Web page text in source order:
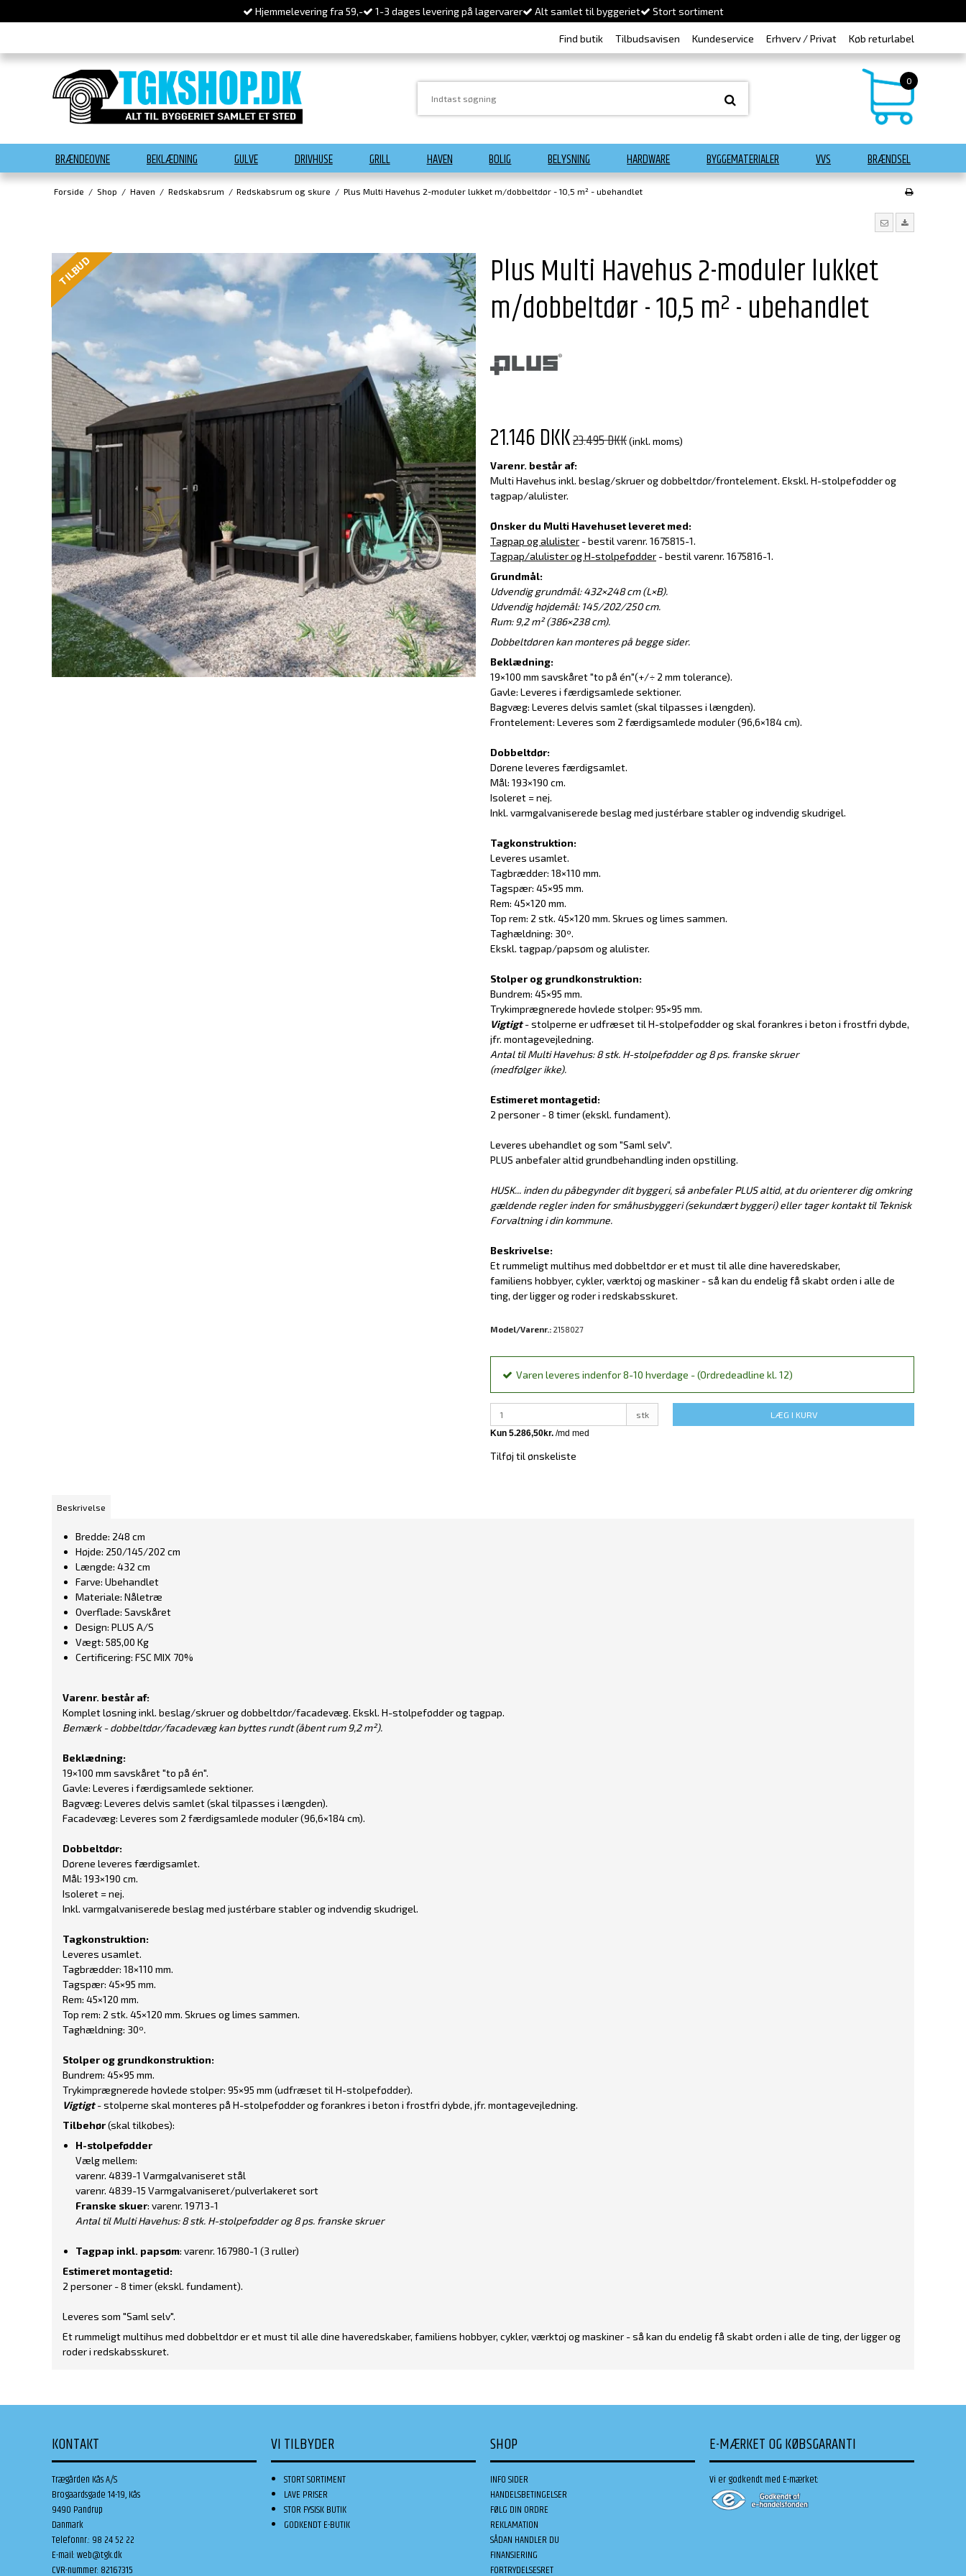
Hjemmelevering fra 59,- 1-3 dages levering på lagervarer Alt samlet til byggeriet Stort sortiment
Find butik Tilbudsavisen Kundeservice Erhverv / Privat Køb returlabel
0
BRÆNDEOVNE BEKLÆDNING GULVE DRIVHUSE GRILL HAVEN BOLIG BELYSNING HARDWARE BYGGEMATERIALER VVS BRÆNDSEL
Forside / Shop / Haven / Redskabsrum / Redskabsrum og skure / Plus Multi Havehus 2-moduler lukket m/dobbeltdør - 10,5 m² - ubehandlet
TILBUD
Plus Multi Havehus 2-moduler lukket
m/dobbeltdør - 10,5 m² - ubehandlet
21.146 DKK23.495 DKK(inkl. moms)
Varenr. består af:
Multi Havehus inkl. beslag/skruer og dobbeltdør/frontelement. Ekskl. H-stolpefødder og
tagpap/alulister.
Ønsker du Multi Havehuset leveret med:
Tagpap og alulister - bestil varenr. 1675815-1.
Tagpap/alulister og H-stolpefødder - bestil varenr. 1675816-1.
Grundmål:
Udvendig grundmål: 432×248 cm (L×B).
Udvendig højdemål: 145/202/250 cm.
Rum:9,2 m²(386×238 cm).
Dobbeltdøren kan monterespå begge sider.
Beklædning:
19×100 mm savskåret "to på én"(+/÷ 2 mm tolerance).
Gavle: Leveres i færdigsamlede sektioner.
Bagvæg: Leveres delvis samlet (skal tilpasses i længden).
Frontelement: Leveres som 2 færdigsamlede moduler (96,6×184 cm).
Dobbeltdør:
Dørene leveres færdigsamlet.
Mål: 193×190 cm.
Isoleret = nej.
Inkl. varmgalvaniserede beslag med justérbare stabler og indvendig skudrigel.
Tagkonstruktion:
Leveres usamlet.
Tagbrædder: 18×110 mm.
Tagspær: 45×95 mm.
Rem: 45×120 mm.
Top rem: 2 stk. 45×120 mm. Skrues og limes sammen.
Taghældning: 30º.
Ekskl. tagpap/papsøm og alulister.
Stolper og grundkonstruktion:
Bundrem: 45×95 mm.
Trykimprægnerede høvlede stolper: 95×95 mm.
Vigtigt- stolperne er udfræset til H-stolpefødder og skal forankres i beton i frostfri dybde,
jfr. montagevejledning.
Antal til Multi Havehus: 8 stk. H-stolpefødder og 8 ps. franske skruer
(medfølger ikke).
Estimeret montagetid:
2 personer - 8 timer (ekskl. fundament).
Leveres ubehandlet og som "Saml selv".
PLUS anbefaler altid grundbehandling inden opstilling.
HUSK... inden du påbegynder dit byggeri, så anbefaler PLUS altid, at du orienterer dig omkring
gældende regler inden for småhusbyggeri (sekundært byggeri) eller tager kontakt til Teknisk
Forvaltning i din kommune.
Beskrivelse:
Et rummeligt multihus med dobbeltdør er et must til alle dine haveredskaber,
familiens hobbyer, cykler, værktøj og maskiner - så kan du endelig få skabt orden i alle de
ting, der ligger og roder i redskabsskuret.
Model/Varenr.: 2158027
Varen leveres indenfor 8-10 hverdage - (Ordredeadline kl. 12)
stk LÆG I KURV
Tilføj til ønskeliste
Beskrivelse
Bredde: 248 cm
Højde: 250/145/202 cm
Længde: 432 cm
Farve: Ubehandlet
Materiale: Nåletræ
Overflade: Savskåret
Design: PLUS A/S
Vægt: 585,00 Kg
Certificering: FSC MIX 70%
Varenr. består af:
Komplet løsning inkl. beslag/skruer og dobbeltdør/facadevæg. Ekskl. H-stolpefødder og tagpap.
Bemærk - dobbeltdør/facadevæg kan byttes rundt (åbent rum 9,2 m²).
Beklædning:
19×100 mm savskåret "to på én".
Gavle: Leveres i færdigsamlede sektioner.
Bagvæg: Leveres delvis samlet (skal tilpasses i længden).
Facadevæg: Leveres som 2 færdigsamlede moduler (96,6×184 cm).
Dobbeltdør:
Dørene leveres færdigsamlet.
Mål: 193×190 cm.
Isoleret = nej.
Inkl. varmgalvaniserede beslag med justérbare stabler og indvendig skudrigel.
Tagkonstruktion:
Leveres usamlet.
Tagbrædder: 18×110 mm.
Tagspær: 45×95 mm.
Rem: 45×120 mm.
Top rem: 2 stk. 45×120 mm. Skrues og limes sammen.
Taghældning: 30º.
Stolper og grundkonstruktion:
Bundrem: 45×95 mm.
Trykimprægnerede høvlede stolper: 95×95 mm (udfræset til H-stolpefødder).
Vigtigt- stolperne skal monteres på H-stolpefødder og forankres i beton i frostfri dybde, jfr. montagevejledning.
Tilbehør(skal tilkøbes):
H-stolpefødder
Vælg mellem:
varenr. 4839-1 Varmgalvaniseret stål
varenr. 4839-15 Varmgalvaniseret/pulverlakeret sort
Franske skuer: varenr. 19713-1
Antal til Multi Havehus: 8 stk. H-stolpefødder og 8 ps. franske skruer
Tagpap inkl. papsøm: varenr. 167980-1 (3 ruller)
Estimeret montagetid:
2 personer - 8 timer (ekskl. fundament).
Leveres som "Saml selv".
Et rummeligt multihus med dobbeltdør er et must til alle dine haveredskaber, familiens hobbyer, cykler, værktøj og maskiner - så kan du endelig få skabt orden i alle de ting, der ligger og
roder i redskabsskuret.
KONTAKT
Trægården Kås A/S
Brogaardsgade 14-19, Kås
9490 Pandrup
Danmark
Telefonnr.: 98 24 52 22
E-mail:web@tgk.dk
CVR-nummer: 82167315
VI TILBYDER
STORT SORTIMENT
LAVE PRISER
STOR FYSISK BUTIK
GODKENDT E-BUTIK
SHOP
INFO SIDER
HANDELSBETINGELSER
FØLG DIN ORDRE
REKLAMATION
SÅDAN HANDLER DU
FINANSIERING
FORTRYDELSESRET
E-MÆRKET OG KØBSGARANTI
Vi er godkendt med E-mærket: